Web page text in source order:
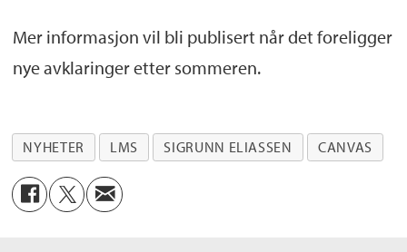
Mer informasjon vil bli publisert når det foreligger
nye avklaringer etter sommeren.
NYHETER LMS SIGRUNN ELIASSEN CANVAS